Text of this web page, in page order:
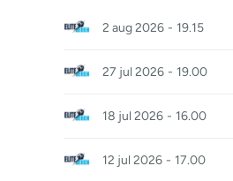
2 aug 2026 - 19.15
27 jul 2026 - 19.00
18 jul 2026 - 16.00
12 jul 2026 - 17.00